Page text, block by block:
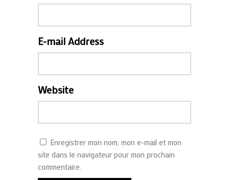
E-mail Address
Website
Enregistrer mon nom, mon e-mail et mon
site dans le navigateur pour mon prochain
commentaire.